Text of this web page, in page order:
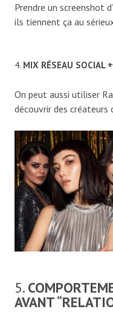
Prendre un screenshot
ils tiennent ça au
4. MIX RÉSEAU SOCIAL
On peut aussi utiliser
découvrir des créateurs
5.
AVANT